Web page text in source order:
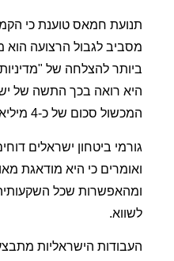
תנועת חמאס טוענת כי
מסביב לגבול הרצועה
ביותר להצלחה של
היא רואה בכך התשה של
המכשול סכום של כ-4 מיליארד שקלים.
גורמי ביטחון ישראלים
ואומרים כי היא מודאגת
ומהאפשרות שכל
לשווא.
העבודות הישראליות